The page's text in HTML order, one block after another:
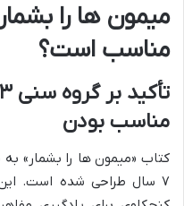
میمون ها را
مناسب است؟
مناسب بودن
۷ سال طراحی شده است.